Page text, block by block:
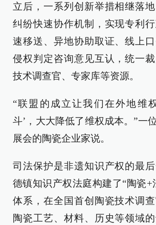
立后，一系列创新举措相继落
纠纷快速协作机制，实现专利
速移送、异地协助取证、线上
侵权判定咨询意见互认，统一
技术调查官、专家库等资源。
“联盟的成立让我们在外地维
斗’，大大降低了维权成本。”一
展会的陶瓷企业家说。
司法保护是非遗知识产权的最
德镇知识产权法庭构建了“陶瓷+
体系，在全国首创陶瓷技术调
陶瓷工艺、材料、历史等领域